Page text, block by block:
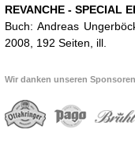
REVANCHE - SPECIAL
Buch: Andreas
2008, 192 Seiten, ill.
Wir danken unseren